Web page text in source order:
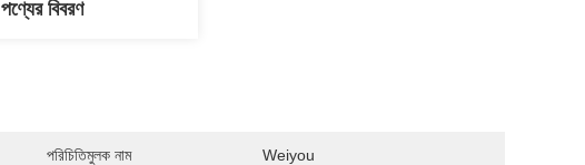
পণ্যের বিবরণ
পরিচিতিমুলক নাম Weiyou